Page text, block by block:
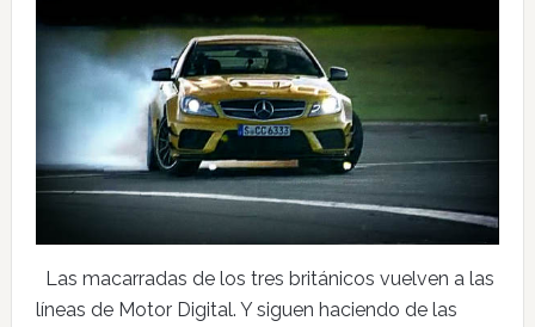
Las macarradas de los tres británicos vuelven a las
líneas de Motor Digital. Y siguen haciendo de las